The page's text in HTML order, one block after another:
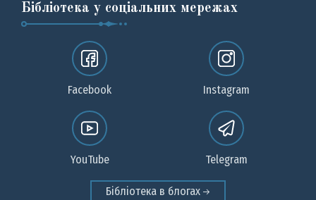
Бібліотека у соціальних мережах
Facebook Instagram
YouTube Telegram
Бібліотека в блогах